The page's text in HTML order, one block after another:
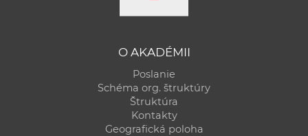
O AKADÉMII
Poslanie
Schéma org. štruktúry
Štruktúra
Kontakty
Geografická poloha